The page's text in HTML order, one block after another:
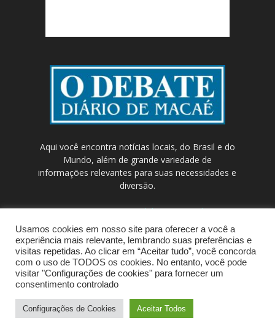
Aqui você encontra notícias locais, do Brasil e do
Mundo, além de grande variedade de
informações relevantes para suas necessidades e
diversão.
Contato:contato@odebateon.com.br /
comercia@odebateon.com.br
© Portal de Notícias ODEBATEON
Usamos cookies em nosso site para oferecer a você a
experiência mais relevante, lembrando suas preferências e
visitas repetidas. Ao clicar em “Aceitar tudo”, você concorda
com o uso de TODOS os cookies. No entanto, você pode
visitar "Configurações de cookies" para fornecer um
consentimento controlado
Configurações de Cookies Aceitar Todos